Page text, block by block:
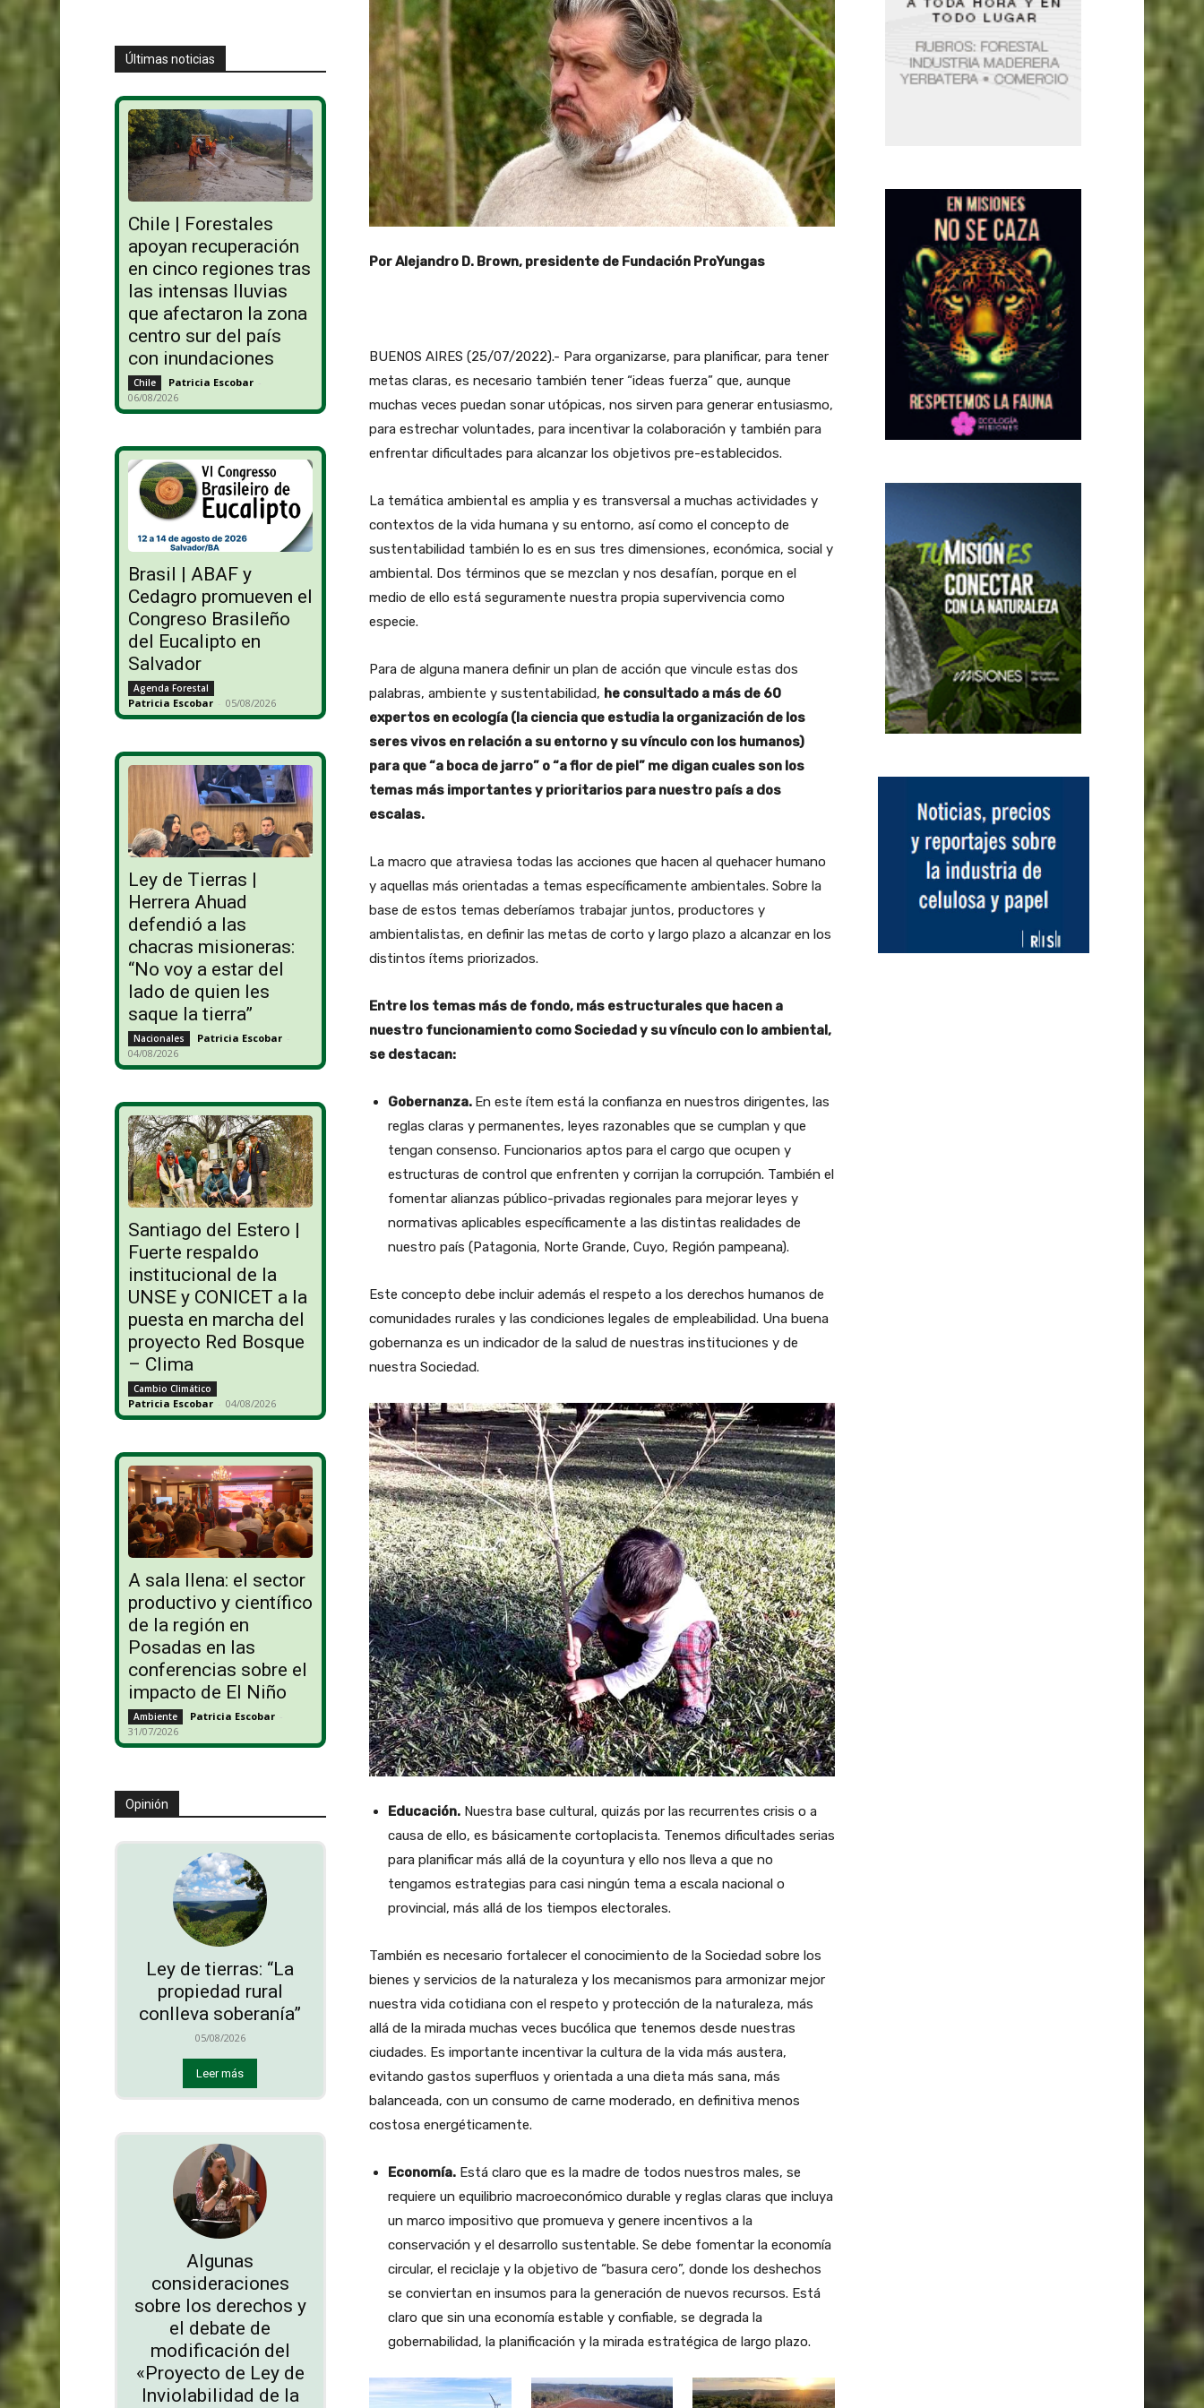
Últimas noticias
Chile | Forestales
apoyan recuperación
en cinco regiones tras
las intensas lluvias
que afectaron la zona
centro sur del país
con inundaciones
Chile Patricia Escobar -
06/08/2026
Brasil | ABAF y
Cedagro promueven el
Congreso Brasileño
del Eucalipto en
Salvador
Agenda Forestal
Patricia Escobar - 05/08/2026
Ley de Tierras |
Herrera Ahuad
defendió a las
chacras misioneras:
“No voy a estar del
lado de quien les
saque la tierra”
Nacionales Patricia Escobar -
04/08/2026
Santiago del Estero |
Fuerte respaldo
institucional de la
UNSE y CONICET a la
puesta en marcha del
proyecto Red Bosque
– Clima
Cambio Climático
Patricia Escobar - 04/08/2026
A sala llena: el sector
productivo y científico
de la región en
Posadas en las
conferencias sobre el
impacto de El Niño
Ambiente Patricia Escobar -
31/07/2026
Opinión
Ley de tierras: “La
propiedad rural
conlleva soberanía”
05/08/2026
Leer más
Algunas
consideraciones
sobre los derechos y
el debate de
modificación del
«Proyecto de Ley de
Inviolabilidad de la
Por Alejandro D. Brown, presidente de Fundación ProYungas
BUENOS AIRES (25/07/2022).- Para organizarse, para planificar, para tener
metas claras, es necesario también tener “ideas fuerza” que, aunque
muchas veces puedan sonar utópicas, nos sirven para generar entusiasmo,
para estrechar voluntades, para incentivar la colaboración y también para
enfrentar dificultades para alcanzar los objetivos pre-establecidos.
La temática ambiental es amplia y es transversal a muchas actividades y
contextos de la vida humana y su entorno, así como el concepto de
sustentabilidad también lo es en sus tres dimensiones, económica, social y
ambiental. Dos términos que se mezclan y nos desafían, porque en el
medio de ello está seguramente nuestra propia supervivencia como
especie.
Para de alguna manera definir un plan de acción que vincule estas dos
palabras, ambiente y sustentabilidad, he consultado a más de 60
expertos en ecología (la ciencia que estudia la organización de los
seres vivos en relación a su entorno y su vínculo con los humanos)
para que “a boca de jarro” o “a flor de piel” me digan cuales son los
temas más importantes y prioritarios para nuestro país a dos
escalas.
La macro que atraviesa todas las acciones que hacen al quehacer humano
y aquellas más orientadas a temas específicamente ambientales. Sobre la
base de estos temas deberíamos trabajar juntos, productores y
ambientalistas, en definir las metas de corto y largo plazo a alcanzar en los
distintos ítems priorizados.
Entre los temas más de fondo, más estructurales que hacen a
nuestro funcionamiento como Sociedad y su vínculo con lo ambiental,
se destacan:
Gobernanza. En este ítem está la confianza en nuestros dirigentes, las
reglas claras y permanentes, leyes razonables que se cumplan y que
tengan consenso. Funcionarios aptos para el cargo que ocupen y
estructuras de control que enfrenten y corrijan la corrupción. También el
fomentar alianzas público-privadas regionales para mejorar leyes y
normativas aplicables específicamente a las distintas realidades de
nuestro país (Patagonia, Norte Grande, Cuyo, Región pampeana).
Este concepto debe incluir además el respeto a los derechos humanos de
comunidades rurales y las condiciones legales de empleabilidad. Una buena
gobernanza es un indicador de la salud de nuestras instituciones y de
nuestra Sociedad.
Educación.Nuestra base cultural, quizás por las recurrentes crisis o a
causa de ello, es básicamente cortoplacista. Tenemos dificultades serias
para planificar más allá de la coyuntura y ello nos lleva a que no
tengamos estrategias para casi ningún tema a escala nacional o
provincial, más allá de los tiempos electorales.
También es necesario fortalecer el conocimiento de la Sociedad sobre los
bienes y servicios de la naturaleza y los mecanismos para armonizar mejor
nuestra vida cotidiana con el respeto y protección de la naturaleza, más
allá de la mirada muchas veces bucólica que tenemos desde nuestras
ciudades. Es importante incentivar la cultura de la vida más austera,
evitando gastos superfluos y orientada a una dieta más sana, más
balanceada, con un consumo de carne moderado, en definitiva menos
costosa energéticamente.
Economía.Está claro que es la madre de todos nuestros males, se
requiere un equilibrio macroeconómico durable y reglas claras que incluya
un marco impositivo que promueva y genere incentivos a la
conservación y el desarrollo sustentable. Se debe fomentar la economía
circular, el reciclaje y la objetivo de “basura cero”, donde los deshechos
se conviertan en insumos para la generación de nuevos recursos. Está
claro que sin una economía estable y confiable, se degrada la
gobernabilidad, la planificación y la mirada estratégica de largo plazo.